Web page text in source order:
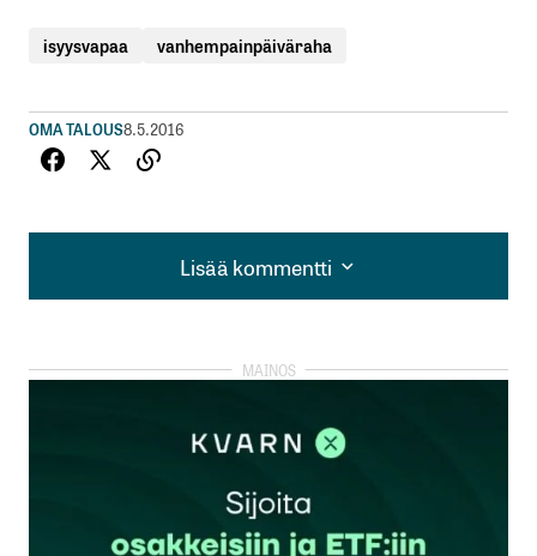
isyysvapaa vanhempainpäiväraha
OMA TALOUS8.5.2016
Lisää kommentti
Lisää kommentti
kirjautua
rekisteröityä